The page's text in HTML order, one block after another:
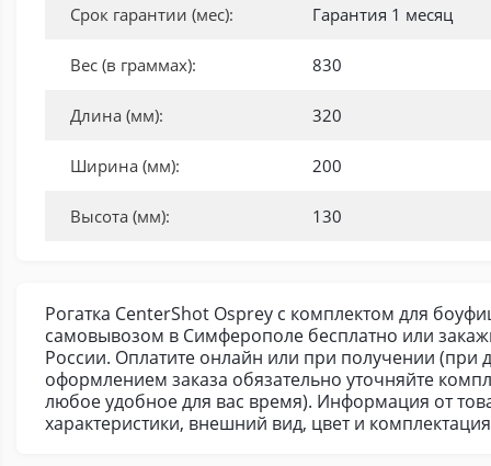
Срок гарантии (мес): Гарантия 1 месяц
Вес (в граммах): 830
Длина (мм): 320
Ширина (мм): 200
Высота (мм): 130
Рогатка CenterShot Osprey с комплектом для
самовывозом в Симферополе бесплатно или
России. Оплатите онлайн или при получении (при
оформлением заказа обязательно уточняйте
любое удобное для вас время). Информация от
характеристики, внешний вид, цвет и